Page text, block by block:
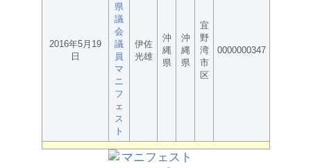
2016年5月19
日
県
議
会
議
員
マ
ニ
フ
ェ
ス
ト
伊佐
光雄
沖
縄
県
沖
縄
県
宜
野
湾
市
区
0000000347